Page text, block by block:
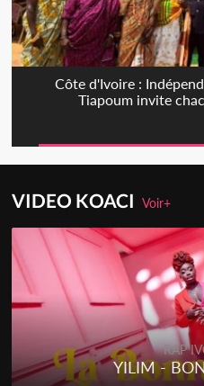
Côte d'Ivoire :
Tiapoum invite
VIDEO KOACIVoir+
RAP
YILIM -